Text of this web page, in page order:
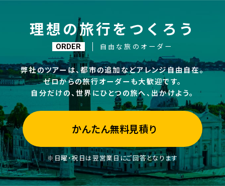
理想の旅行をつくろう
ORDER 自由な旅のオーダー
弊社のツアーは、都市の追加などアレンジ自由自在。
ゼロからの旅行オーダーも大歓迎です。
自分だけの、世界にひとつの旅へ、出かけよう。
かんたん無料見積り
※日曜・祝日は翌営業日にご回答となります